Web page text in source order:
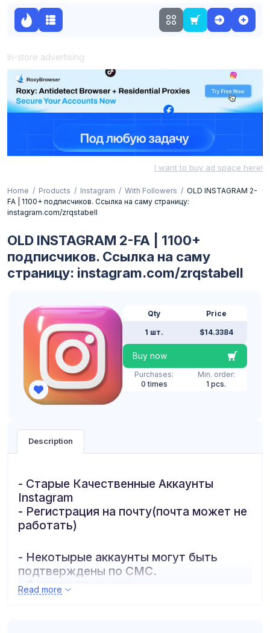
In-store advertising
I want to buy ad space here!
Home Products Instagram With Followers
OLD INSTAGRAM 2-
FA | 1100+ подписчиков. Ссылка на саму страницу:
instagram.com/zrqstabell
OLD INSTAGRAM 2-FA | 1100+
подписчиков. Ссылка на саму
страницу: instagram.com/zrqstabell
Qty
1 шт.
Price
$14.3384
Buy now
Purchases:
0 times
Min. order:
1 pcs.
Description
- Старые Качественные Аккаунты
Instagram
- Регистрация на почту(почта может не
работать)
- Некотырые аккаунты могут быть
подтверждены по СМС.
- Формат аккаунтов:
логин:пароль:почта:пароль_почты:2fa
Read more